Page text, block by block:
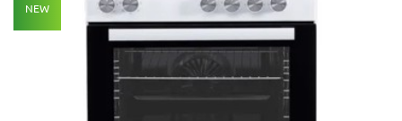
NEW